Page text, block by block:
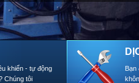
khiển - tự động
Chúng tôi
Bạn